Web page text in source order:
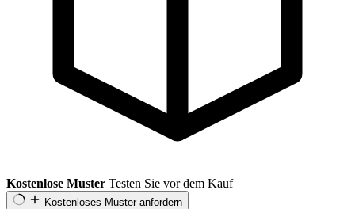
Kostenlose Muster Testen Sie vor dem Kauf
Kostenloses Muster anfordern